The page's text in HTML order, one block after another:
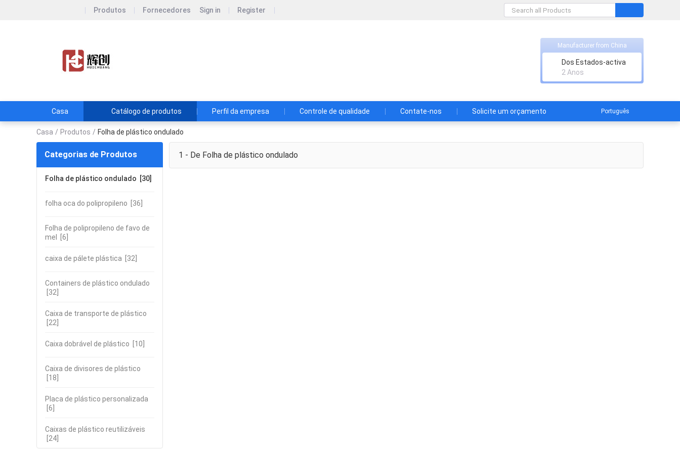
Produtos Fornecedores Sign in Register
Manufacturer from China
Dos Estados-activa
2 Anos
Casa Catálogo de produtos Perfil da empresa Controle de qualidade Contate-nos Solicite um orçamento Português
Casa / Produtos / Folha de plástico ondulado
Categorias de Produtos
Folha de plástico ondulado [30]
folha oca do polipropileno [36]
Folha de polipropileno de favo de
mel
[6]
caixa de pálete plástica [32]
Containers de plástico ondulado
[32]
Caixa de transporte de plástico
[22]
Caixa dobrável de plástico [10]
Caixa de divisores de plástico
[18]
Placa de plástico personalizada
[6]
Caixas de plástico reutilizáveis
[24]
1 - De Folha de plástico ondulado